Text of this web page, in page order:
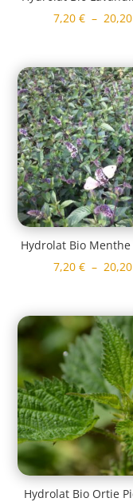
7,20 € – 20,20
Hydrolat Bio
7,20 € – 20,20
Hydrolat Bio Ortie